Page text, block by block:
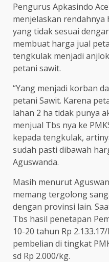
Pengurus Apkasindo
menjelaskan rendahnya
yang tidak sesuai
membuat harga jual
tengkulak menjadi
petani sawit.
“Yang menjadi korban
petani Sawit. Karena
lahan 2 ha tidak punya
menjual Tbs nya ke
kepada tengkulak,
sudah pasti dibawah
Aguswanda.
Masih menurut
memang tergolong
dengan provinsi lain.
Tbs hasil penetapan
10-20 tahun Rp
pembelian di tingkat
sd Rp 2.000/kg.